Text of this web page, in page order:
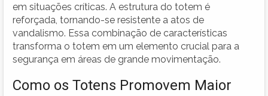
em situações críticas. A estrutura do totem é
reforçada, tornando-se resistente a atos de
vandalismo. Essa combinação de características
transforma o totem em um elemento crucial para a
segurança em áreas de grande movimentação.
Como os Totens Promovem Maior